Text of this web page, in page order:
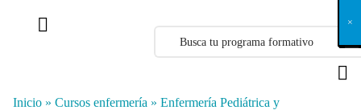
Inicio » Cursos enfermería » Enfermería Pediátrica y
X
×
×
×
×
×
×
×
×
×
×
×
×
×
×
×
×
×
×
×
×
×
×
×
×
×
×
×
×
×
×
×
×
×
×
×
×
×
×
×
×
×
×
×
×
×
×
×
×
×
×
×
×
×
×
×
×
×
×
×
×
×
×
×
×
×
×
×
×
×
×
×
×
×
×
×
×
×
×
×
×
×
×
×
×
×
×
×
×
×
×
×
×
×
×
×
×
×
×
×
×
×
×
×
×
×
×
×
×
×
×
×
×
×
×
×
×
×
×
×
×
×
×
×
×
×
×
×
×
×
×
×
×
×
×
×
×
×
×
×
×
×
×
×
×
×
×
×
×
×
×
×
×
×
×
×
×
×
×
×
×
×
×
×
×
×
×
×
×
×
×
×
×
×
×
×
×
×
×
×
×
×
×
×
×
×
×
×
×
×
×
×
×
×
×
×
×
×
×
×
×
×
×
×
×
×
×
×
×
×
×
×
×
×
×
×
×